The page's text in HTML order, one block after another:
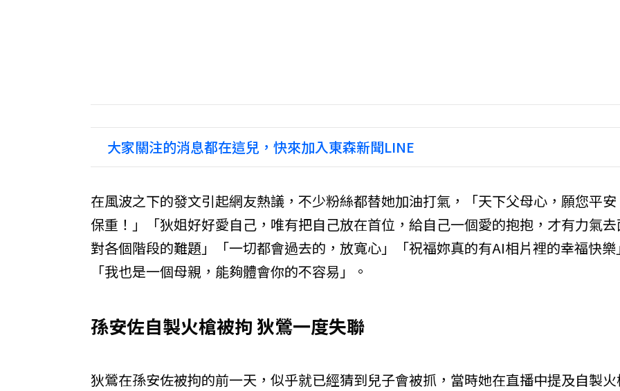
大家關注的消息都在這兒，快來加入東森新聞LINE
在風波之下的發文引起網友熱議，不少粉絲都替她加油打氣，「天下父母心，願您平
保重！」「狄姐好好愛自己，唯有把自己放在首位，給自己一個愛的抱抱，才有力氣
對各個階段的難題」「一切都會過去的，放寬心」「祝福妳真的有AI相片裡的幸福快樂
「我也是一個母親，能夠體會你的不容易」。
孫安佐自製火槍被拘 狄鶯一度失聯
狄鶯在孫安佐被拘的前一天，似乎就已經猜到兒子會被抓，當時她在直播中提及自製